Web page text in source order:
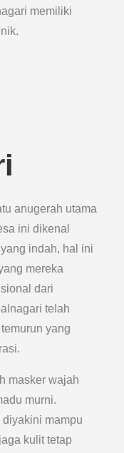
memiliki
anugerah utama
ini dikenal
indah, hal ini
mereka
dari
telah
yang
masker wajah
murni.
mampu
kulit tetap